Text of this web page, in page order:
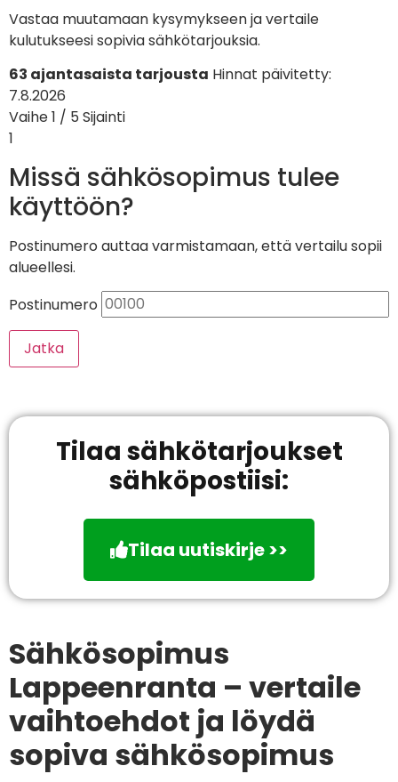
Vastaa muutamaan kysymykseen ja vertaile
kulutukseesi sopivia sähkötarjouksia.
63 ajantasaista tarjousta Hinnat päivitetty:
7.8.2026
Vaihe 1 / 5 Sijainti
1
Missä sähkösopimus tulee
käyttöön?
Postinumero auttaa varmistamaan, että vertailu sopii
alueellesi.
Postinumero
Jatka
Tilaa sähkötarjoukset
sähköpostiisi:
Tilaa uutiskirje >>
Sähkösopimus
Lappeenranta – vertaile
vaihtoehdot ja löydä
sopiva sähkösopimus